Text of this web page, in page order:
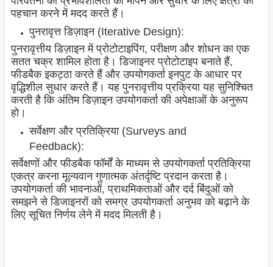
पहचान करने में मदद करते हैं।
पुनरावृत्त डिज़ाइन (Iterative Design):
पुनरावृत्तीय डिज़ाइन में प्रोटोटाइपिंग, परीक्षण और शोधन का एक
सतत चक्र शामिल होता है। डिजाइनर प्रोटोटाइप बनाते हैं,
फीडबैक इकट्ठा करते हैं और उपयोगकर्ता इनपुट के आधार पर
वृद्धिशील सुधार करते हैं। यह पुनरावृत्तीय प्रक्रिया यह सुनिश्चित
करती है कि अंतिम डिज़ाइन उपयोगकर्ता की अपेक्षाओं के अनुरूप
हो।
सर्वेक्षण और प्रतिक्रिया (Surveys and
Feedback):
सर्वेक्षणों और फीडबैक फॉर्मों के माध्यम से उपयोगकर्ता प्रतिक्रिया
एकत्र करना मूल्यवान गुणात्मक अंतर्दृष्टि प्रदान करता है।
उपयोगकर्ता की भावनाओं, प्राथमिकताओं और दर्द बिंदुओं को
समझने से डिजाइनरों को समग्र उपयोगकर्ता अनुभव को बढ़ाने के
लिए सूचित निर्णय लेने में मदद मिलती है।